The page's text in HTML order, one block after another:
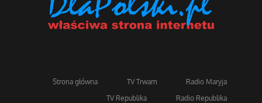
Strona główna TV Trwam
Radio Maryja
TV Republika
Radio Republika